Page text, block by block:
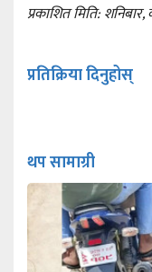
प्रकाशित मिति:
प्रतिक्रिया दिनुहोस्
थप सामाग्री